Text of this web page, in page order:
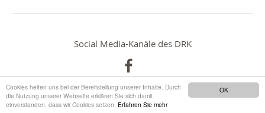
OK
Cookies helfen uns bei der Bereitstellung unserer Inhalte. Durch
die Nutzung unserer Webseite erklären Sie sich damit
einverstanden, dass wir Cookies setzen. Erfahren Sie mehr
Social Media-Kanäle des DRK